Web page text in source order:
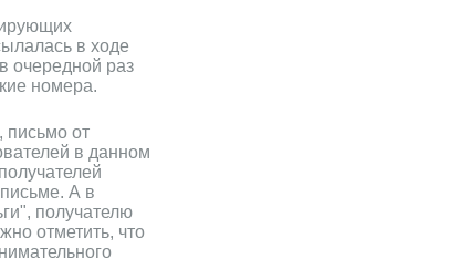
в ходе
очередной раз
номера.
письмо от
в данном
А в
получателю
отметить, что